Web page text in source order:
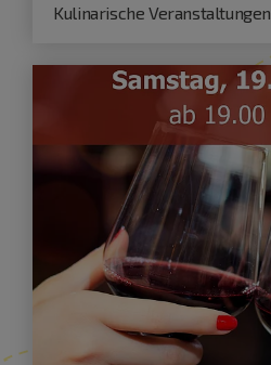
Kulinarische Veranstaltungen